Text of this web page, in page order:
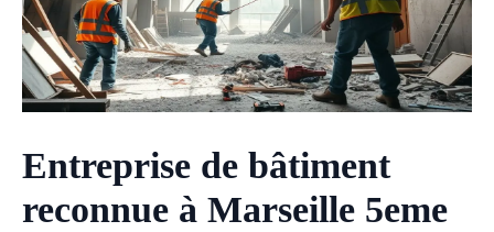
Entreprise de bâtiment
reconnue à Marseille 5eme